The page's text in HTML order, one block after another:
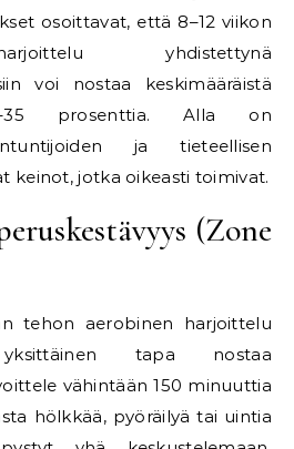
osoittavat, että 8–12 viikon
yhdistettynä
voi nostaa keskimääräistä
prosenttia. Alla on
ja tieteellisen
keinot, jotka oikeasti toimivat.
(Zone
tehon aerobinen harjoittelu
tapa nostaa
vähintään 150 minuuttia
hölkkää, pyöräilyä tai uintia